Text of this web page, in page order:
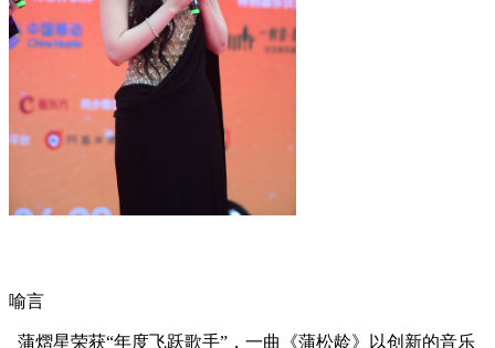
喻言
蒲熠星荣获“年度飞跃歌手”，一曲《蒲松龄》以创新的音乐